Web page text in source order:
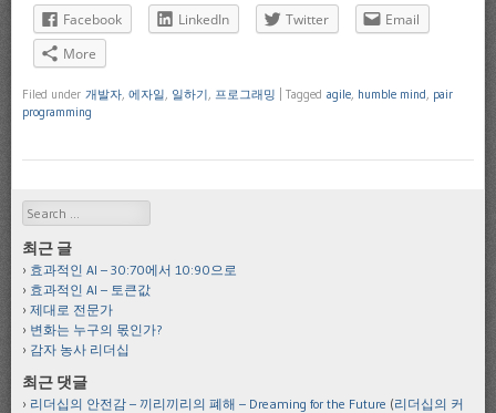
Facebook LinkedIn Twitter
Email
More
Filed under 개발자, 에자일, 일하기, 프로그래밍 Tagged agile, humble mind, pair
programming
Search
최근 글
효과적인 AI – 30:70에서 10:90으로
효과적인 AI – 토큰값
제대로 전문가
변화는 누구의 몫인가?
감자 농사 리더십
최근 댓글
리더십의 안전감 – 끼리끼리의 폐해 – Dreaming for the Future (리더십의 커